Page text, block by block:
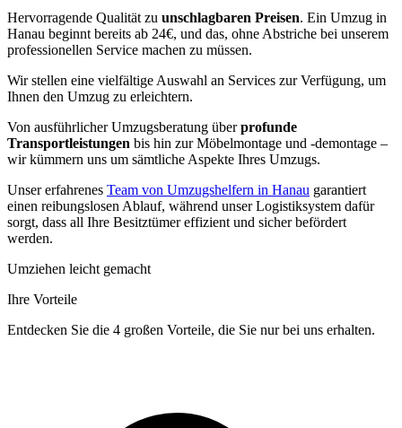
Hervorragende Qualität zu unschlagbaren Preisen. Ein Umzug in
Hanau beginnt bereits ab 24€, und das, ohne Abstriche bei unserem
professionellen Service machen zu müssen.
Wir stellen eine vielfältige Auswahl an Services zur Verfügung, um
Ihnen den Umzug zu erleichtern.
Von ausführlicher Umzugsberatung überprofunde
Transportleistungen bis hin zur Möbelmontage und -demontage –
wir kümmern uns um sämtliche Aspekte Ihres Umzugs.
Unser erfahrenes Team von Umzugshelfern in Hanau garantiert
einen reibungslosen Ablauf, während unser Logistiksystem dafür
sorgt, dass all Ihre Besitztümer effizient und sicher befördert
werden.
Umziehen leicht gemacht
Ihre Vorteile
Entdecken Sie die 4 großen Vorteile, die Sie nur bei uns erhalten.